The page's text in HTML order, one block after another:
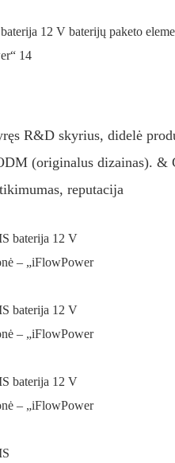
R&D skyrius, didelė
(originalus dizainas). &
reputacija